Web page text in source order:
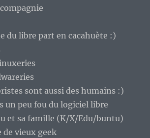
du libre part en cacahuète :)
sont aussi des humains :)
un peu fou du logiciel libre
et sa famille (K/X/Edu/buntu)
de vieux geek